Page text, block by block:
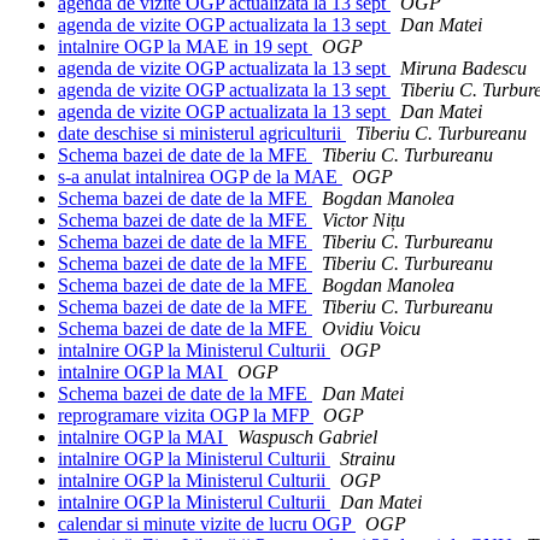
agenda de vizite OGP actualizata la 13 sept
Dan Matei
intalnire OGP la MAE in 19 sept
OGP
agenda de vizite OGP actualizata la 13 sept
Miruna Badescu
agenda de vizite OGP actualizata la 13 sept
Tiberiu C.
agenda de vizite OGP actualizata la 13 sept
Dan Matei
date deschise si ministerul agriculturii
Tiberiu C. Turbureanu
Schema bazei de date de la MFE
Tiberiu C. Turbureanu
s-a anulat intalnirea OGP de la MAE
OGP
Schema bazei de date de la MFE
Bogdan Manolea
Schema bazei de date de la MFE
Victor Nițu
Schema bazei de date de la MFE
Tiberiu C. Turbureanu
Schema bazei de date de la MFE
Tiberiu C. Turbureanu
Schema bazei de date de la MFE
Bogdan Manolea
Schema bazei de date de la MFE
Tiberiu C. Turbureanu
Schema bazei de date de la MFE
Ovidiu Voicu
intalnire OGP la Ministerul Culturii
OGP
intalnire OGP la MAI
OGP
Schema bazei de date de la MFE
Dan Matei
reprogramare vizita OGP la MFP
OGP
intalnire OGP la MAI
Waspusch Gabriel
intalnire OGP la Ministerul Culturii
Strainu
intalnire OGP la Ministerul Culturii
OGP
intalnire OGP la Ministerul Culturii
Dan Matei
calendar si minute vizite de lucru OGP
OGP